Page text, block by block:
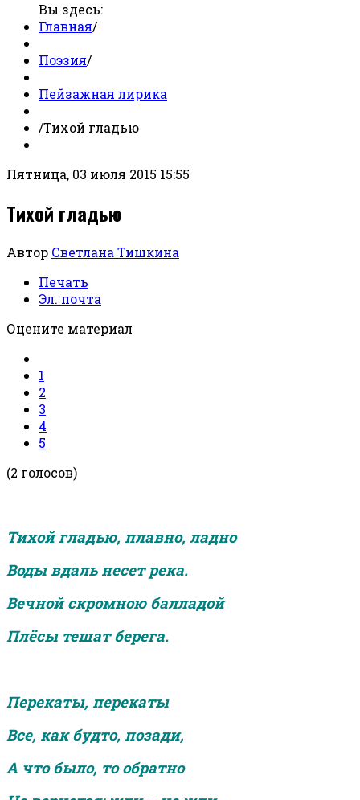
Вы здесь:
Главная/
Поэзия/
Пейзажная лирика
/Тихой гладью
Пятница, 03 июля 2015 15:55
Тихой гладью
Автор Светлана Тишкина
Печать
Эл. почта
Оцените материал
1
2
3
4
5
(2 голосов)
Тихой гладью, плавно, ладно
Воды вдаль несет река.
Вечной скромною балладой
Плёсы тешат берега.
Перекаты, перекаты
Все, как будто, позади,
А что было, то обратно